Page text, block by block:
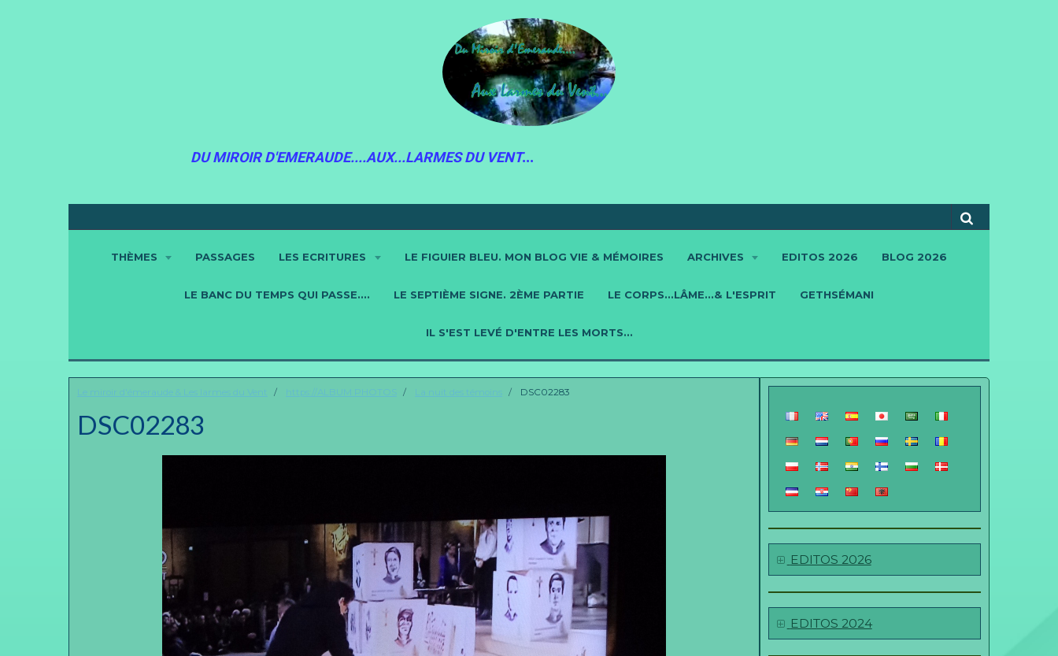
DU MIROIR D'EMERAUDE....AUX...LARMES DU VENT...
THÈMES PASSAGES LES ECRITURES LE FIGUIER BLEU. MON BLOG VIE & MÉMOIRES ARCHIVES EDITOS 2026 BLOG 2026
LE BANC DU TEMPS QUI PASSE.... LE SEPTIÈME SIGNE. 2ÈME PARTIE LE CORPS...LÂME...& L'ESPRIT GETHSÉMANI
IL S'EST LEVÉ D'ENTRE LES MORTS...
Le miroir d'émeraude & Les larmes du Vent https://ALBUM PHOTOS La nuit des témoins DSC02283
DSC02283
EDITOS 2026
EDITOS 2024